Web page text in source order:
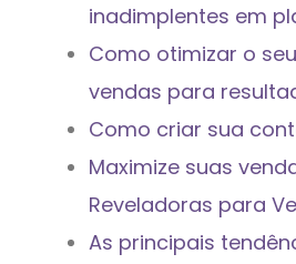
inadimplentes em
Como otimizar o
vendas para
Como criar sua
Maximize suas
Reveladoras para
As principais